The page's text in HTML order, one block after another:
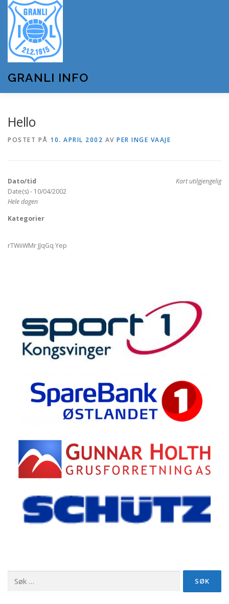
innhold
GRANLI INFO
OM GRANLI INFO
Hello
POSTET PÅ 10. APRIL 2002 AV PER INGE VAAJE
Kart utilgjengelig
Dato/tid
Date(s) - 10/04/2002
Hele dagen
Kategorier
rTWiiWMr JJqGq Yep
etter: